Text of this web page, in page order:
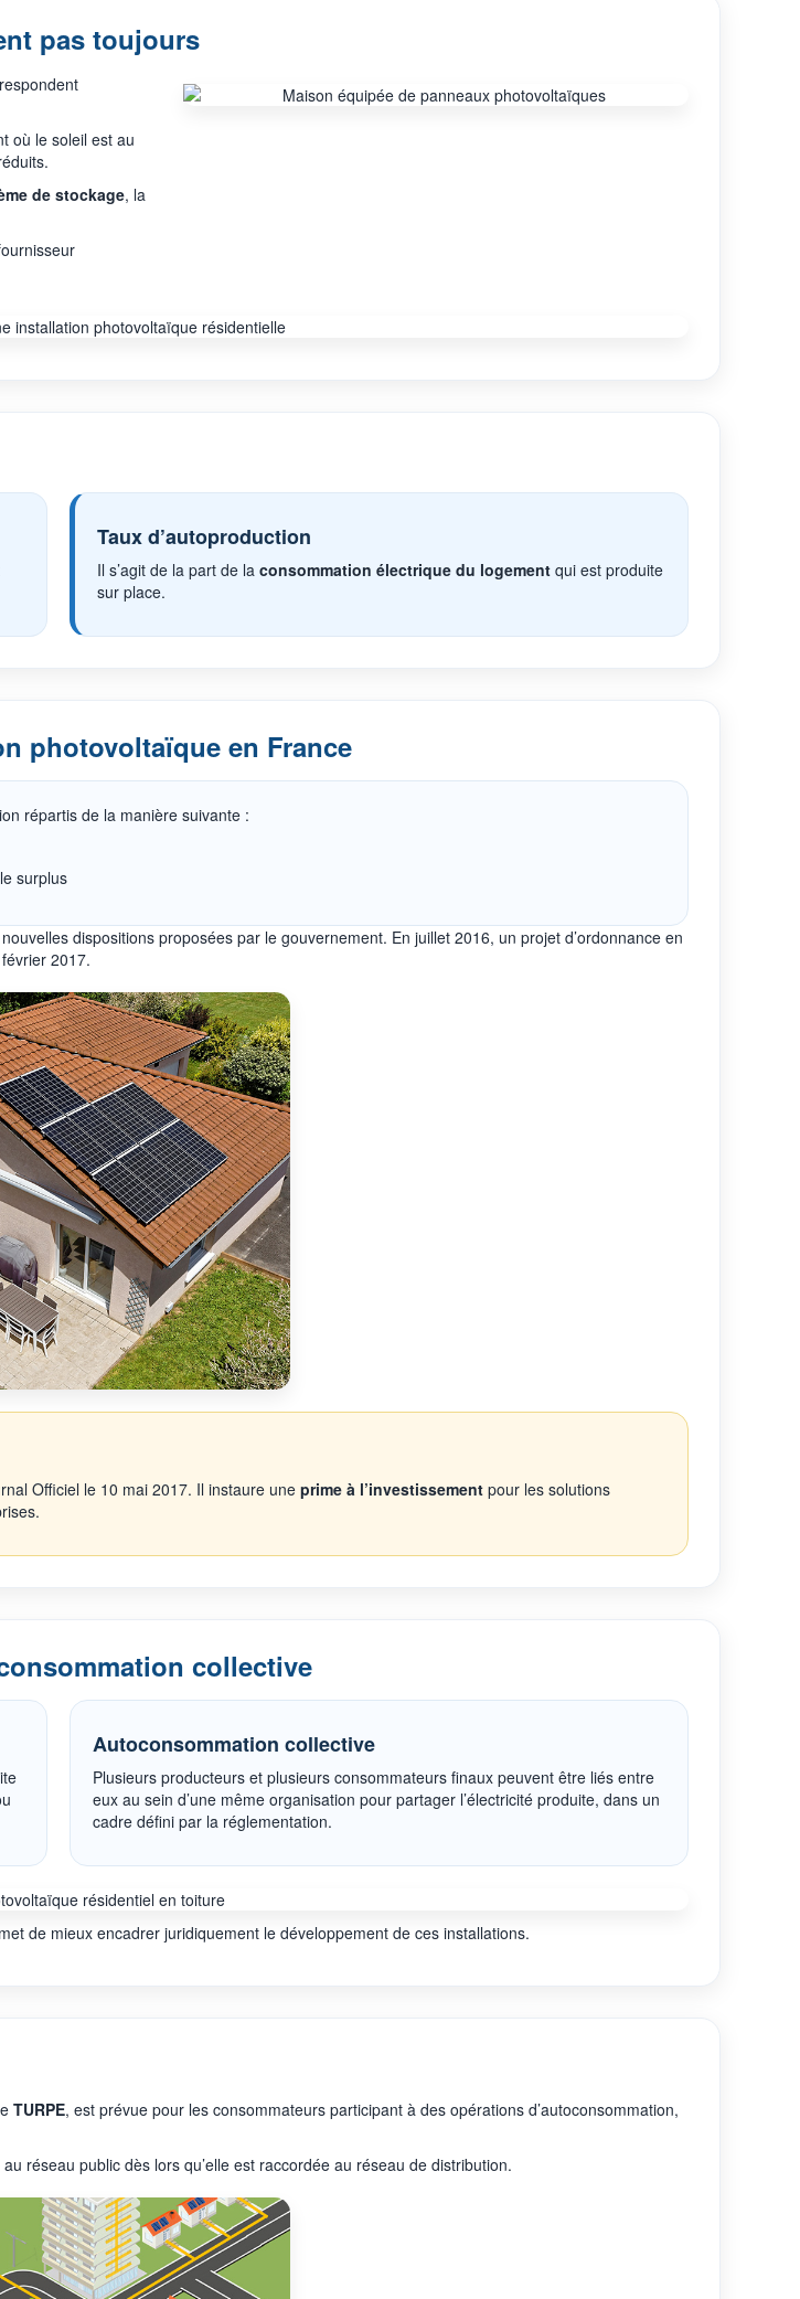
pas toujours
où le soleil est au
de stockage, la
Taux d’autoproduction
Il s’agit de la part de la consommation électrique du logement qui est produite
sur place.
photovoltaïque en France
répartis de la manière suivante :
surplus
dispositions proposées par le gouvernement. En juillet 2016, un projet d’ordonnance en
2017.
Officiel le 10 mai 2017. Il instaure une prime à l’investissement pour les solutions
collective
Autoconsommation collective
Plusieurs producteurs et plusieurs consommateurs finaux peuvent être liés entre
eux au sein d’une même organisation pour partager l’électricité produite, dans un
cadre défini par la réglementation.
de mieux encadrer juridiquement le développement de ces installations.
TURPE, est prévue pour les consommateurs participant à des opérations d’autoconsommation,
réseau public dès lors qu’elle est raccordée au réseau de distribution.